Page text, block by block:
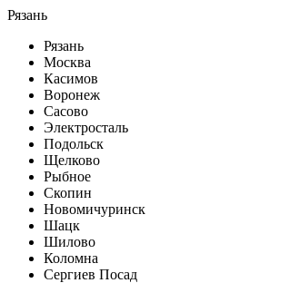
Рязань
Рязань
Москва
Касимов
Воронеж
Сасово
Электросталь
Подольск
Щелково
Рыбное
Скопин
Новомичуринск
Шацк
Шилово
Коломна
Сергиев Посад